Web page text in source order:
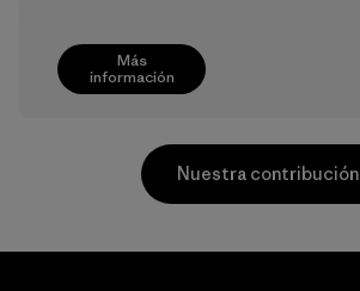
Más
información
Nuestra contribución